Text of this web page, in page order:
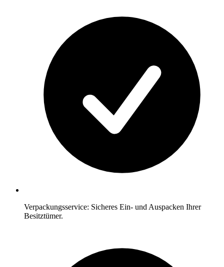
Verpackungsservice: Sicheres Ein- und Auspacken Ihrer
Besitztümer.